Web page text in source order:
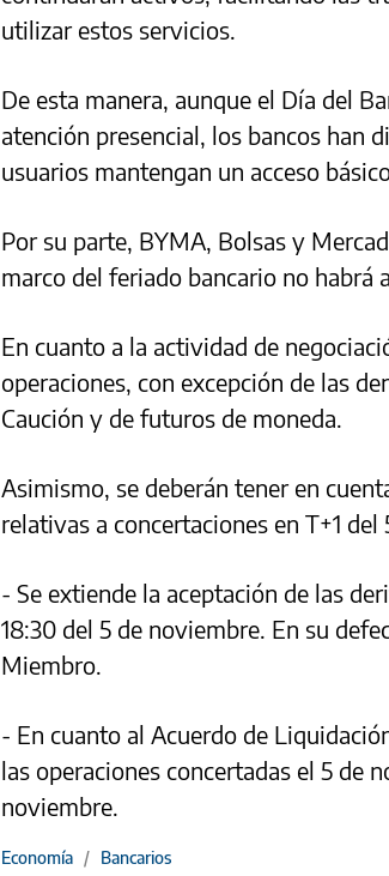
utilizar estos servicios.
De esta manera, aunque el Día del
atención presencial, los bancos han
usuarios mantengan un acceso
Por su parte, BYMA, Bolsas y
marco del feriado bancario no habrá
En cuanto a la actividad de
operaciones, con excepción de las
Caución y de futuros de moneda.
Asimismo, se deberán tener en
relativas a concertaciones en T+1 del
- Se extiende la aceptación de las
18:30 del 5 de noviembre. En su
Miembro.
- En cuanto al Acuerdo de
las operaciones concertadas el 5 de
noviembre.
Economía / Bancarios